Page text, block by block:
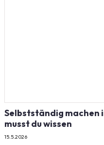
Selbstständig machen
musst du wissen
15.5.2026